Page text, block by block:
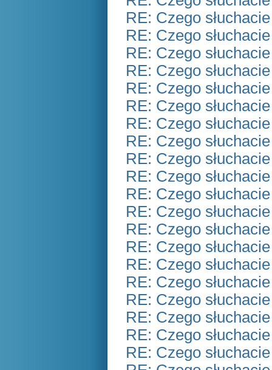
RE: Czego
RE: Czego
RE: Czego
RE: Czego
RE: Czego
RE: Czego
RE: Czego
RE: Czego
RE: Czego
RE: Czego
RE: Czego
RE: Czego
RE: Czego
RE: Czego
RE: Czego
RE: Czego
RE: Czego
RE: Czego
RE: Czego
RE: Czego